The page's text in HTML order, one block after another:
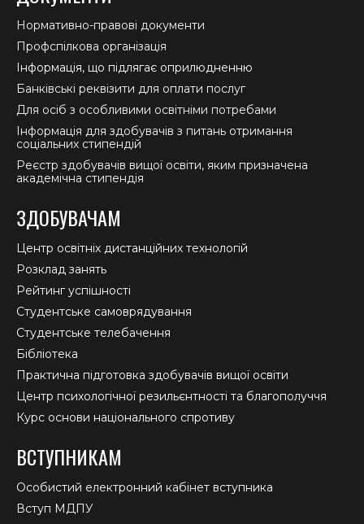
Нормативно-правові документи
Профспілкова організація
Інформація, що підлягає оприлюдненню
Банківські реквізити для оплати послуг
Для осіб з особливими освітніми потребами
Інформація для здобувачів з питань отримання
соціальних стипендій
Реєстр здобувачів вищої освіти, яким призначена
академічна стипендія
ЗДОБУВАЧАМ
Центр освітніх дистанційних технологій
Розклад занять
Рейтинг успішності
Студентське самоврядування
Студентське телебачення
Бібліотека
Практична підготовка здобувачів вищої освіти
Центр психологічної резильєнтності та благополуччя
Курс основи національного спротиву
ВСТУПНИКАМ
Особистий електронний кабінет вступника
Вступ МДПУ